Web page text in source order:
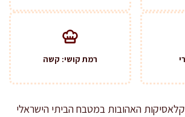
רמת קושי: קשה
האהובות במטבח הביתי הישראלי